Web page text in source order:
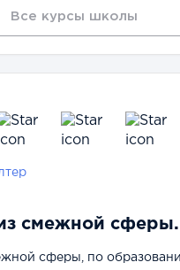
Все курсы школы
смежной
сферы, по